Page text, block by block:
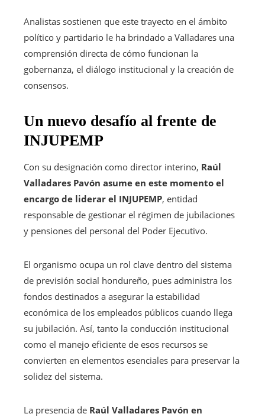
Analistas sostienen que este trayecto en el ámbito
político y partidario le ha brindado a Valladares una
comprensión directa de cómo funcionan la
gobernanza, el diálogo institucional y la creación de
consensos.
Un nuevo desafío al frente de
INJUPEMP
Con su designación como director interino, Raúl
Valladares Pavón asume en este momento el
encargo de liderar el INJUPEMP, entidad
responsable de gestionar el régimen de jubilaciones
y pensiones del personal del Poder Ejecutivo.
El organismo ocupa un rol clave dentro del sistema
de previsión social hondureño, pues administra los
fondos destinados a asegurar la estabilidad
económica de los empleados públicos cuando llega
su jubilación. Así, tanto la conducción institucional
como el manejo eficiente de esos recursos se
convierten en elementos esenciales para preservar la
solidez del sistema.
La presencia de Raúl Valladares Pavón en